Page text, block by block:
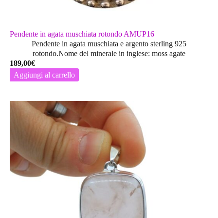
Pendente in agata muschiata rotondo AMUP16
Pendente in agata muschiata e argento sterling 925
rotondo.Nome del minerale in inglese: moss agate
189,00€
Aggiungi al carrello